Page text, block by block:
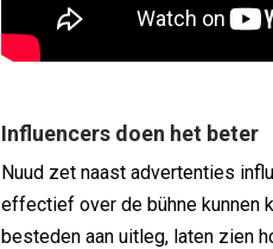
Influencers doen het beter
Nuud zet naast advertenties
effectief over de bühne kunnen
besteden aan uitleg, laten zien